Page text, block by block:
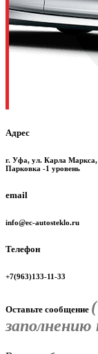
Адрес
г. Уфа, ул. Карла Маркса,
Парковка -1 уровень
email
info@ec-autosteklo.ru
Телефон
+7(963)133-11-33
Оставьте сообщение
заполнению